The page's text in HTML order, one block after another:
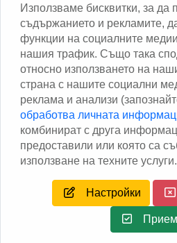
Изчисли доставката със Спиди
Facebook
Използваме бисквитки, за да
съдържанието и рекламите,
функции на социалните
нашия трафик. Също така
относно използването на
страна с нашите социални
реклама и анализи
обработва личната
комбинират с друга
предоставили или която са
използване на техните услуги.
Настройки
Copyright © 2013 - 2026
rights